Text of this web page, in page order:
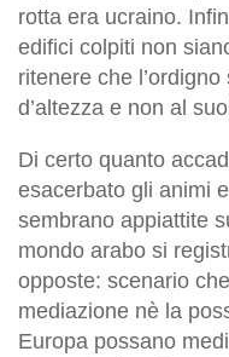
rotta era ucraino.
edifici colpiti non
ritenere che
d’altezza e non al
Di certo quanto
esacerbato gli animi
sembrano appiattite
mondo arabo si
opposte: scenario
mediazione nè la
Europa possano